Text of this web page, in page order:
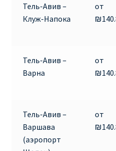
RYANAIR ТЕЛЬ-АВИВ,
Ryanair Україна из Киева,
Авиабилеты Ryanair на
Тель-Авив –
Клуж-Напока
от
Тель-Авив –
Варна
от
Тель-Авив –
Варшава
(аэропорт
от